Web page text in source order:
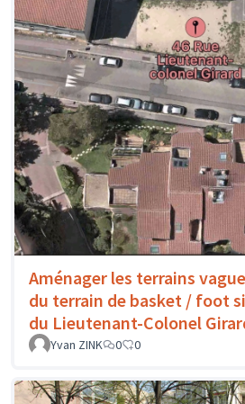
Aménager les terrains
du terrain de basket / foot
du Lieutenant-Colonel
Yvan ZINK 0 0